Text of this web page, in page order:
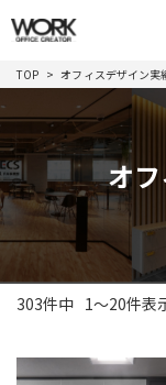
TOP オフィスデザイン実
オ
303件中 1～20件表